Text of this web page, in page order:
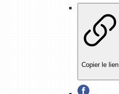
Copier le lien